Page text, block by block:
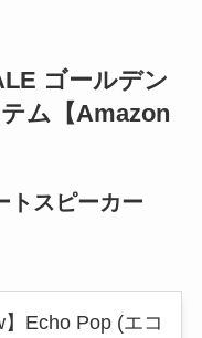
ゴールデン
ム【Amazon
トスピーカー
】Echo Pop (エコ